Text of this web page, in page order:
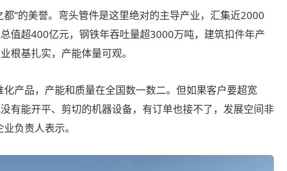
”的美誉。弯头管件是这里绝对的主导产业，汇集近2000
值超400亿元，钢铁年吞吐量超3000万吨，建筑扣件年产
根基扎实，产能体量可观。
产品，产能和质量在全国数一数二。但如果客户要超宽
有能开平、剪切的机器设备，有订单也接不了，发展空间非
负责人表示。